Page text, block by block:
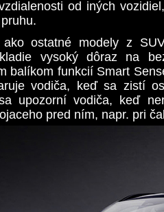
od iných
ako ostatné modely z
vysoký dôraz na
balíkom funkcií Smart
vodiča, keď sa zistí
upozorní vodiča, keď
pred ním, napr. pri